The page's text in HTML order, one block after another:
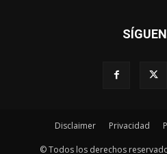
Disclaimer Privacidad
© Todos los derechos